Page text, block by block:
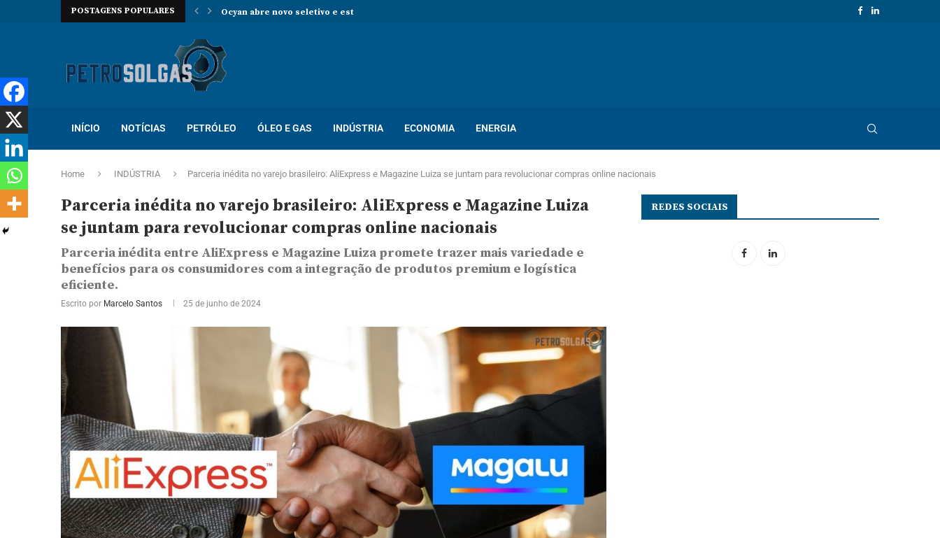
POSTAGENS POPULARES Oceaneering contrata novas pessoas para ocupar vagas de...
INÍCIO NOTÍCIAS PETRÓLEO ÓLEO E GAS INDÚSTRIA ECONOMIA ENERGIA
Home INDÚSTRIA Parceria inédita no varejo brasileiro: AliExpress e Magazine Luiza se juntam para revolucionar compras online nacionais
Parceria inédita no varejo brasileiro: AliExpress e Magazine Luiza
se juntam para revolucionar compras online nacionais
Parceria inédita entre AliExpress e Magazine Luiza promete trazer mais variedade e
benefícios para os consumidores com a integração de produtos premium e logística
eficiente.
Escrito por Marcelo Santos 25 de junho de 2024
REDES SOCIAIS